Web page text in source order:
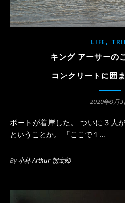
LIFE ,
キング アーサーの
コンクリートに囲
2020年9月3
ボートが着岸した。 ついに３人がそれぞれの岐路に立った
ということか。 「ここで１…
By小林 Arthur 朝太郎